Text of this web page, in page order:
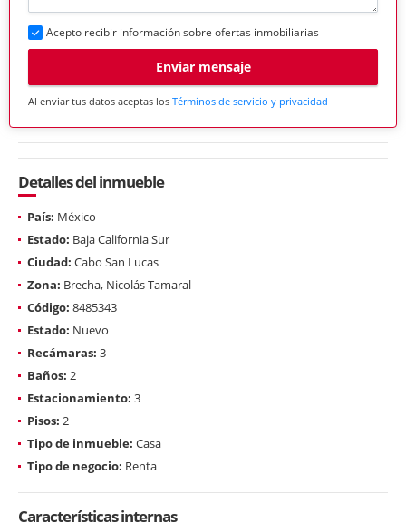
Acepto recibir información sobre ofertas inmobiliarias
Enviar mensaje
Al enviar tus datos aceptas los Términos de servicio y privacidad
Detalles del inmueble
País: México
Estado: Baja California Sur
Ciudad: Cabo San Lucas
Zona: Brecha, Nicolás Tamaral
Código: 8485343
Estado: Nuevo
Recámaras: 3
Baños: 2
Estacionamiento: 3
Pisos: 2
Tipo de inmueble: Casa
Tipo de negocio: Renta
Características internas